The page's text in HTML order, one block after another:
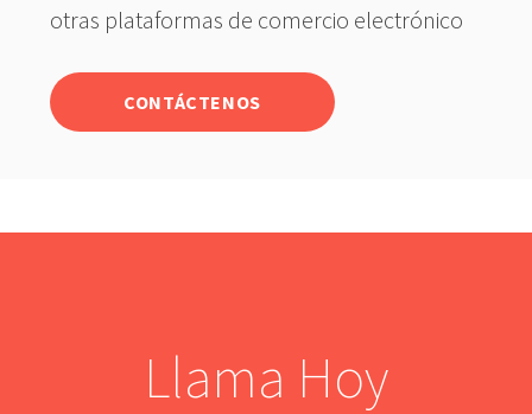
otras plataformas de comercio electrónico
CONTÁCTENOS
Llama Hoy